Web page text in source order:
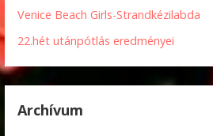
Venice Beach Girls-Strandkézilabda
22.hét utánpótlás eredményei
Archívum